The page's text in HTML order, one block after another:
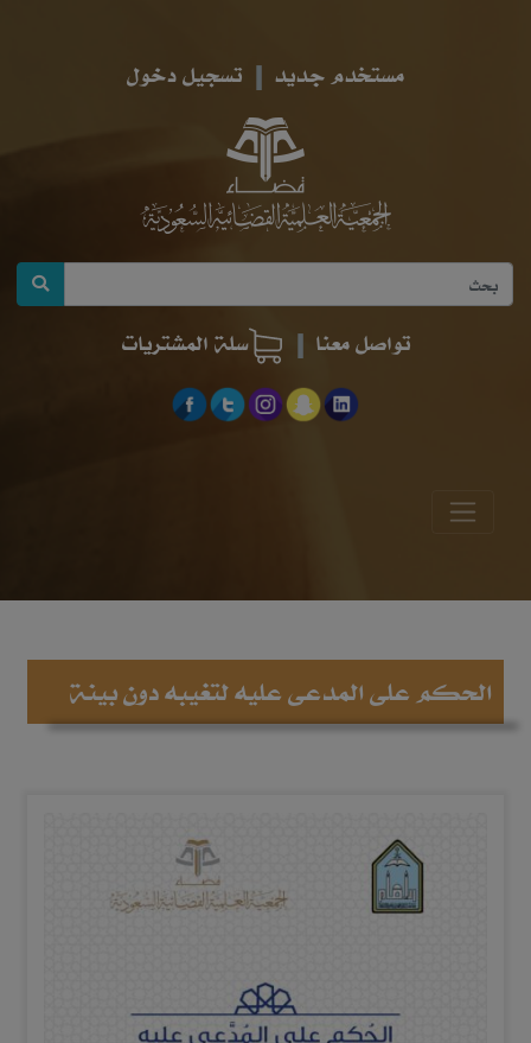
مستخدم جديد تسجيل دخول
تواصل معنا سلة المشتريات
الحكم على المدعى عليه لتغيبه دون بينة